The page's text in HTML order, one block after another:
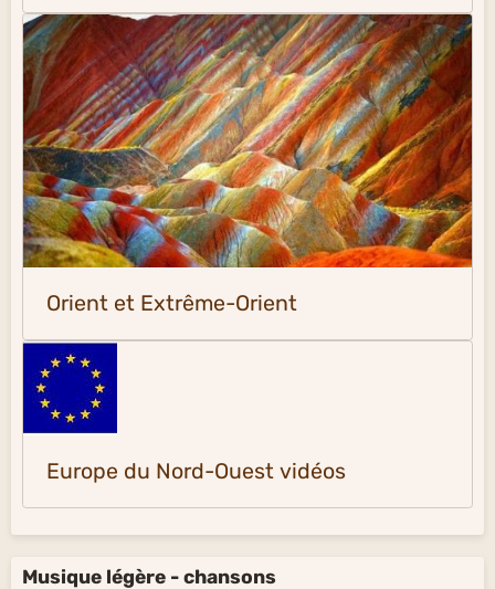
Orient et Extrême-Orient
Europe du Nord-Ouest vidéos
Musique légère - chansons